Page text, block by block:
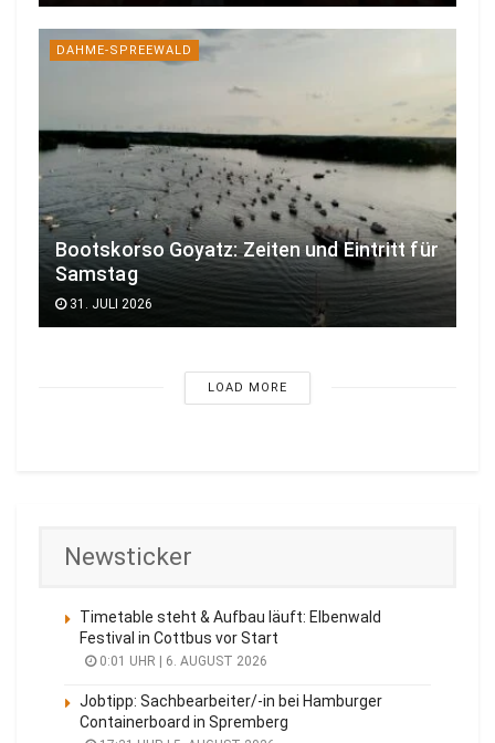
DAHME-SPREEWALD
Bootskorso Goyatz: Zeiten und Eintritt für
Samstag
31. JULI 2026
LOAD MORE
Newsticker
Timetable steht & Aufbau läuft: Elbenwald
Festival in Cottbus vor Start
0:01 UHR | 6. AUGUST 2026
Jobtipp: Sachbearbeiter/-in bei Hamburger
Containerboard in Spremberg